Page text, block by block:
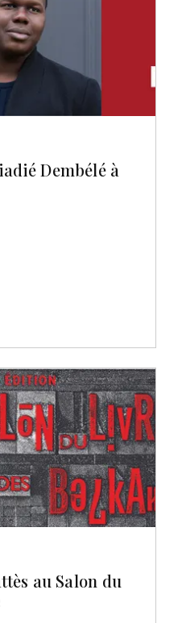
Dembélé à
au Salon du